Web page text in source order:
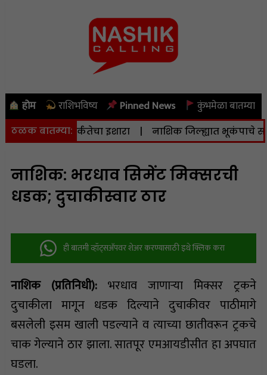
होम राशिभविष्य Pinned News कुंभमेळा बातम्या
ठळक बातम्या:
दिला सतर्कतेचा इशारा | नाशिक जिल्ह्यात भूकंपाचे सौम्य
नाशिक: भरधाव सिमेंट मिक्सरची
धडक; दुचाकीस्वार ठार
ही बातमी व्हॉट्सअ‍ॅपवर शेअर करण्यासाठी इथे क्लिक करा
नाशिक (प्रतिनिधी):भरधाव जाणाऱ्या मिक्सर ट्रकने
दुचाकीला मागून धडक दिल्याने दुचाकीवर पाठीमागे
बसलेली इसम खाली पडल्याने व त्याच्या छातीवरून ट्रकचे
चाक गेल्याने ठार झाला. सातपूर एमआयडीसीत हा अपघात
घडला.